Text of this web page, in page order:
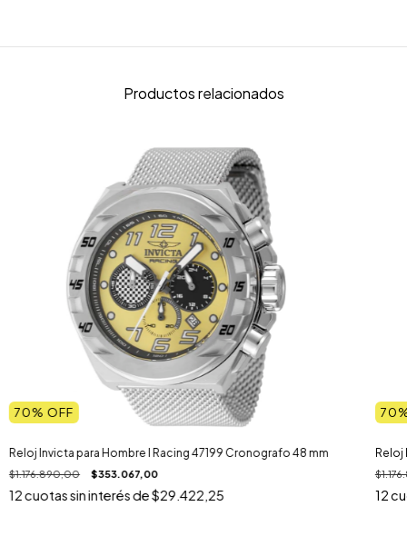
Productos relacionados
70% OFF
Reloj Invicta para Hombre I Racing 47199 Cronografo 48 mm
$1.176.890,00 $353.067,00
12cuotas sin interés de$29.422,25
70
Reloj
12